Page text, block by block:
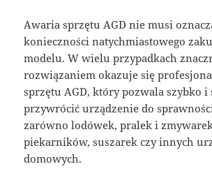
Awaria sprzętu AGD nie musi
konieczności natychmiastowego
modelu. W wielu przypadkach
rozwiązaniem okazuje się
sprzętu AGD, który pozwala szybko i
przywrócić urządzenie do
zarówno lodówek, pralek i
piekarników, suszarek czy innych
domowych.